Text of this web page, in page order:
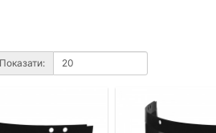
Показати: